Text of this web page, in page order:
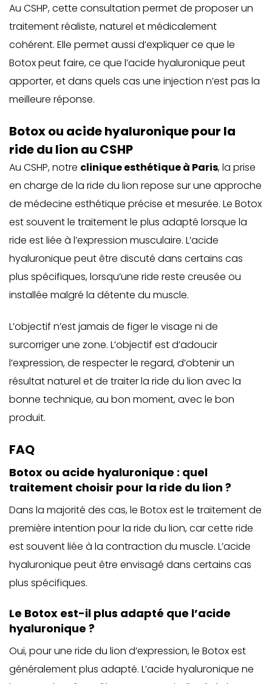
Au CSHP, cette consultation permet de proposer un
traitement réaliste, naturel et médicalement
cohérent. Elle permet aussi d’expliquer ce que le
Botox peut faire, ce que l’acide hyaluronique peut
apporter, et dans quels cas une injection n’est pas la
meilleure réponse.
Botox ou acide hyaluronique pour la
ride du lion au CSHP
Au CSHP, notre clinique esthétique à Paris, la prise
en charge de la ride du lion repose sur une approche
de médecine esthétique précise et mesurée. Le Botox
est souvent le traitement le plus adapté lorsque la
ride est liée à l’expression musculaire. L’acide
hyaluronique peut être discuté dans certains cas
plus spécifiques, lorsqu’une ride reste creusée ou
installée malgré la détente du muscle.
L’objectif n’est jamais de figer le visage ni de
surcorriger une zone. L’objectif est d’adoucir
l’expression, de respecter le regard, d’obtenir un
résultat naturel et de traiter la ride du lion avec la
bonne technique, au bon moment, avec le bon
produit.
FAQ
Botox ou acide hyaluronique : quel
traitement choisir pour la ride du lion ?
Dans la majorité des cas, le Botox est le traitement de
première intention pour la ride du lion, car cette ride
est souvent liée à la contraction du muscle. L’acide
hyaluronique peut être envisagé dans certains cas
plus spécifiques.
Le Botox est-il plus adapté que l’acide
hyaluronique ?
Oui, pour une ride du lion d’expression, le Botox est
généralement plus adapté. L’acide hyaluronique ne